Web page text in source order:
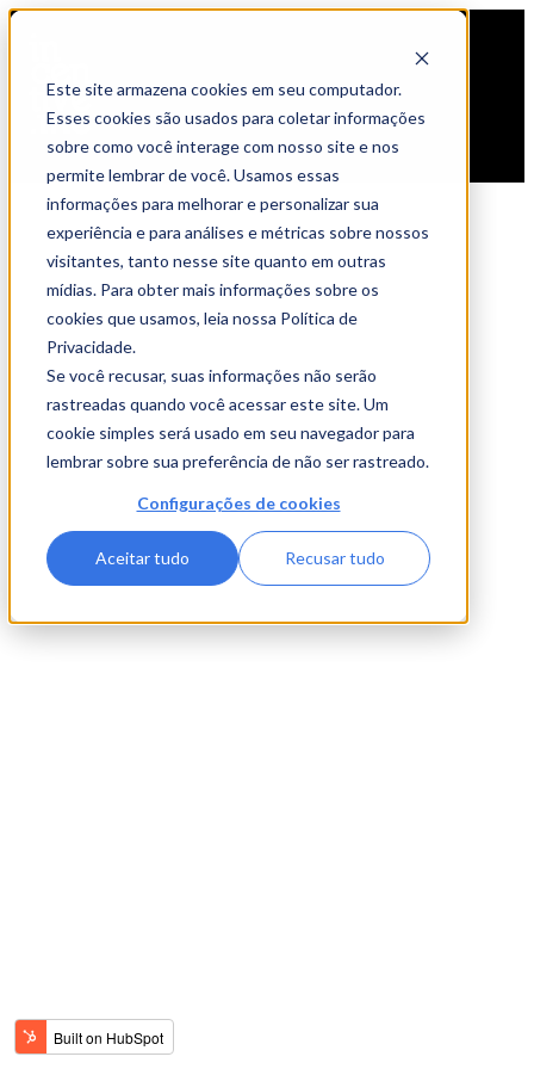
Este site armazena cookies em seu computador.
Esses cookies são usados para coletar informações
sobre como você interage com nosso site e nos
permite lembrar de você. Usamos essas
informações para melhorar e personalizar sua
experiência e para análises e métricas sobre nossos
visitantes, tanto nesse site quanto em outras
mídias. Para obter mais informações sobre os
cookies que usamos, leia nossa Política de
Privacidade.
Se você recusar, suas informações não serão
rastreadas quando você acessar este site. Um
cookie simples será usado em seu navegador para
lembrar sobre sua preferência de não ser rastreado.
Configurações de cookies
Aceitar tudo Recusar tudo